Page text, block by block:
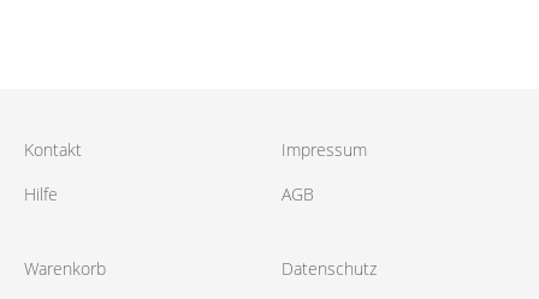
Kontakt
Hilfe
Impressum
AGB
Warenkorb
Datenschutz